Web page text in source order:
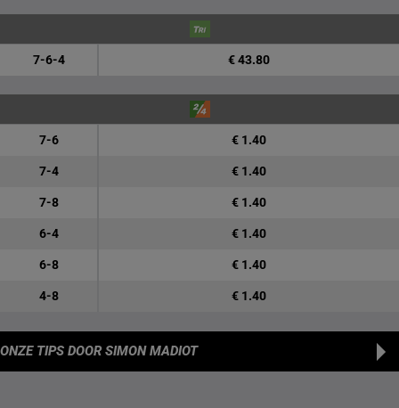
7-6-4 € 43.80
7-6 € 1.40
7-4 € 1.40
7-8 € 1.40
6-4 € 1.40
6-8 € 1.40
4-8 € 1.40
ONZE TIPS DOOR SIMON MADIOT